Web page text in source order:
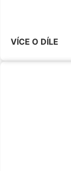
VÍCE O DÍLE